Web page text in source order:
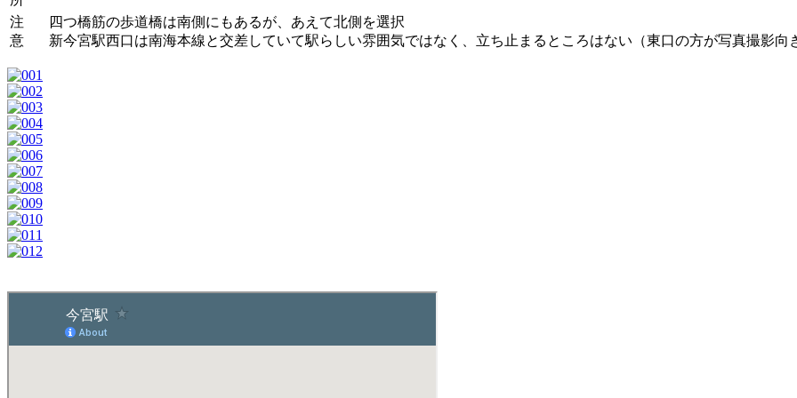
注
意
四つ橋筋の歩道橋は南側にもあるが、あえて北側を選択
新今宮駅西口は南海本線と交差していて駅らしい雰囲気ではなく、立ち止まるところはない（東口の方が写真撮影向